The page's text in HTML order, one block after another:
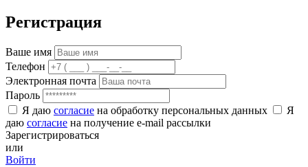
Регистрация
Ваше имя
Телефон
Электронная почта
Пароль
Я даю согласие на обработку персональных данных
Я
даю согласие на получение e-mail рассылки
Зарегистрироваться
или
Войти